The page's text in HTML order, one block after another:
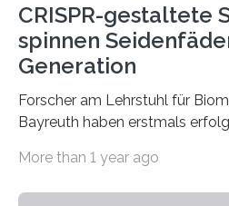
CRISPR-gestaltete
spinnen
Generation
Forscher am Lehrstuhl für
Bayreuth haben erstmals
produzierten nach der Gen-
More than 1 year ago